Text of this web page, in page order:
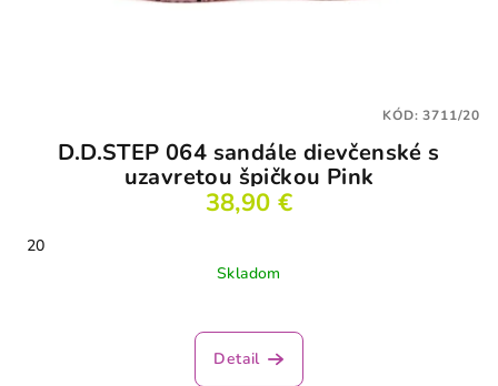
D.D.STEP 064 sandále dievčenské s
uzavretou špičkou Pink
38,90 €
20
Skladom
hodnotenie
produktu
Detail
KÓD:3711/20